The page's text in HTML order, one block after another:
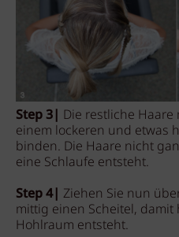
Step 3| Die restliche
einem lockeren und etwas
binden. Die Haare nicht
eine Schlaufe entsteht.
Step 4| Ziehen Sie nun
mittig einen Scheitel,
Hohlraum entsteht.